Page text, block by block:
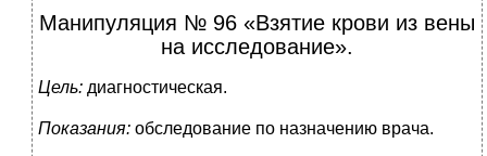
Манипуляция № 96 «Взятие крови из вены
на исследование».
Цель: диагностическая.
Показания: обследование по назначению врача.